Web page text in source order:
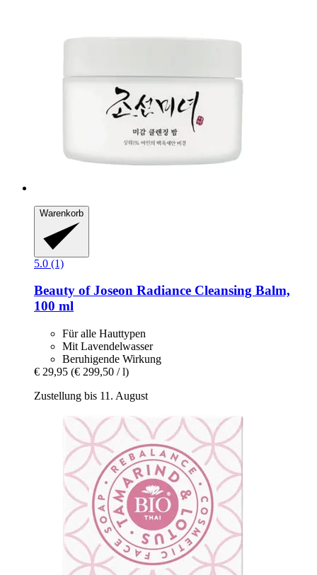
Warenkorb
5.0 (1)
Beauty of Joseon Radiance Cleansing Balm,
100 ml
Für alle Hauttypen
Mit Lavendelwasser
Beruhigende Wirkung
€ 29,95 (€ 299,50 / l)
Zustellung bis 11. August